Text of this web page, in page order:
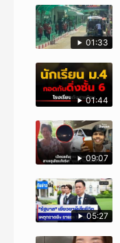
01:33
01:44
09:07
05:27